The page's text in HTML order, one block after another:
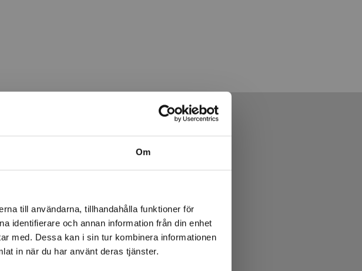
Om
till användarna, tillhandahålla funktioner för
identifierare och annan information från din enhet
med. Dessa kan i sin tur kombinera informationen
in när du har använt deras tjänster.
via en
leveranser utanför
måste